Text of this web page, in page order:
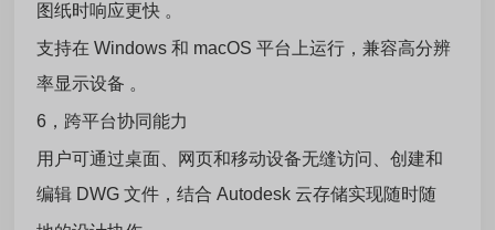
图纸时响应更快 。
支持在 Windows 和 macOS 平台上运行，兼容高分辨
率显示设备 。
6，跨平台协同能力
用户可通过桌面、网页和移动设备无缝访问、创建和
编辑 DWG 文件，结合 Autodesk 云存储实现随时随